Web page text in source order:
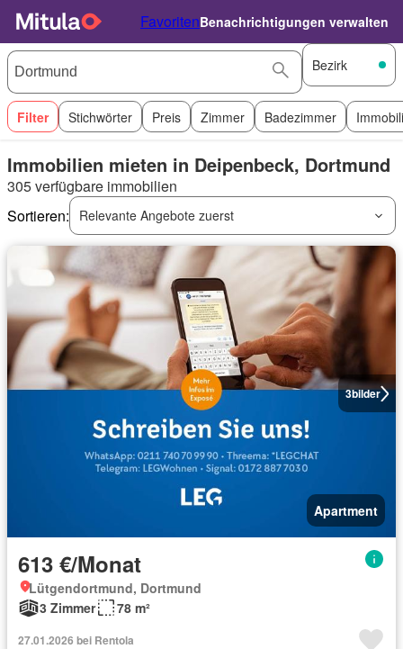
FavoritenBenachrichtigungen verwalten
Bezirk
Filter Stichwörter Preis Zimmer Badezimmer
Immobilien mieten in Deipenbeck, Dortmund
305 verfügbare immobilien
Sortieren:
Relevante Angebote zuerst
3bilder
Apartment
613 €/Monat
Lütgendortmund, Dortmund
3 Zimmer
78 m²
27.01.2026 bei Rentola